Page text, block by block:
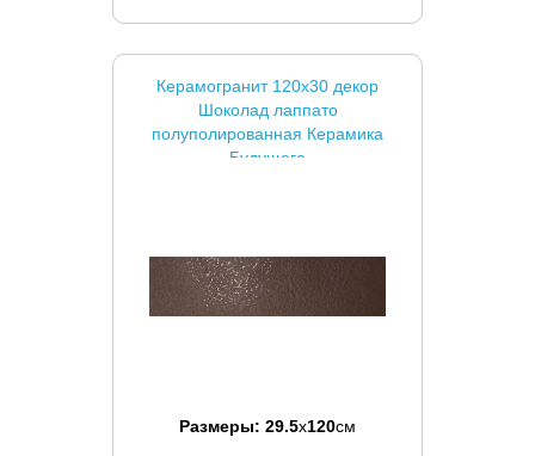
Керамогранит 120x30 декор
Шоколад лаппато
полуполированная Керамика
Будущего
Размеры: 29.5x120см